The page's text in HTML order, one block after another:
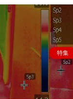
特集